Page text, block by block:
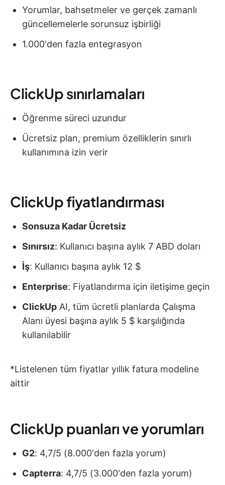
Yorumlar, bahsetmeler ve gerçek zamanlı
güncellemelerle sorunsuz işbirliği
1.000'den fazla entegrasyon
ClickUp sınırlamaları
Öğrenme süreci uzundur
Ücretsiz plan, premium özelliklerin sınırlı
kullanımına izin verir
ClickUp fiyatlandırması
Sonsuza Kadar Ücretsiz
Sınırsız: Kullanıcı başına aylık 7 ABD doları
İş: Kullanıcı başına aylık 12 $
Enterprise: Fiyatlandırma için iletişime geçin
ClickUp AI, tüm ücretli planlarda Çalışma
Alanı üyesi başına aylık 5 $ karşılığında
kullanılabilir
*Listelenen tüm fiyatlar yıllık fatura modeline
aittir
ClickUp puanları ve yorumları
G2: 4,7/5 (8.000'den fazla yorum)
Capterra: 4,7/5 (3.000'den fazla yorum)